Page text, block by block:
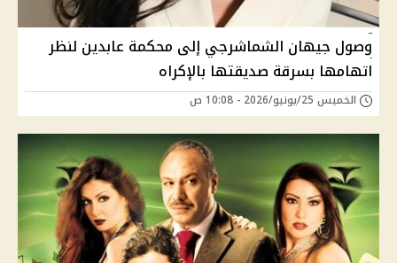
وصول جيهان الشماشرجي إلى محكمة عابدين لنظر
اتهامها بسرقة صديقتها بالإكراه
الخميس 25/يونيو/2026 - 10:08 ص